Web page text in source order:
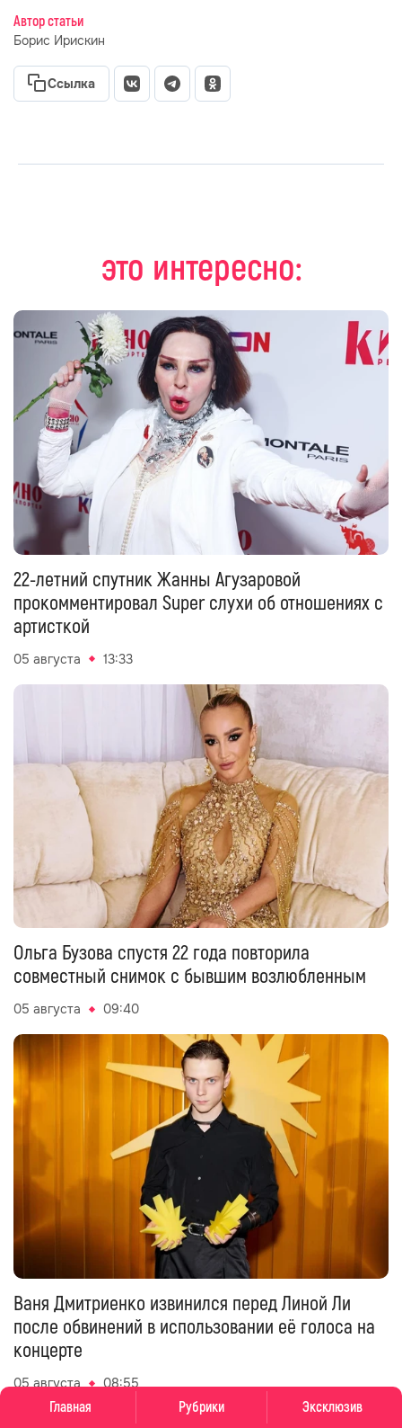
Главная Рубрики Эксклюзив
Автор статьи
Борис Ирискин
Ссылка
это интересно:
22-летний спутник Жанны Агузаровой
прокомментировал Super слухи об отношениях с
артисткой
05 августа 13:33
Ольга Бузова спустя 22 года повторила
совместный снимок с бывшим возлюбленным
05 августа 09:40
Ваня Дмитриенко извинился перед Линой Ли
после обвинений в использовании её голоса на
концерте
05 августа 08:55